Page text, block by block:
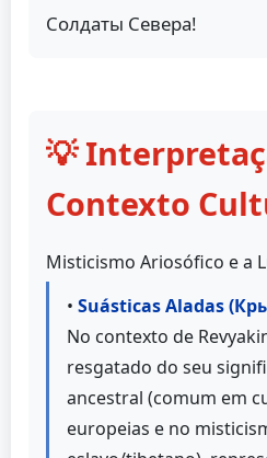
Солдаты Севера!
💡
Contexto
Misticismo Ariosófico e a
• Suásticas Aladas
No contexto de
resgatado do seu
ancestral (comum em
europeias e no